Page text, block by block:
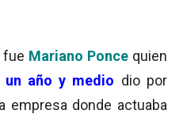
fue Mariano Poncequien
año y medio dio por
empresa donde actuaba